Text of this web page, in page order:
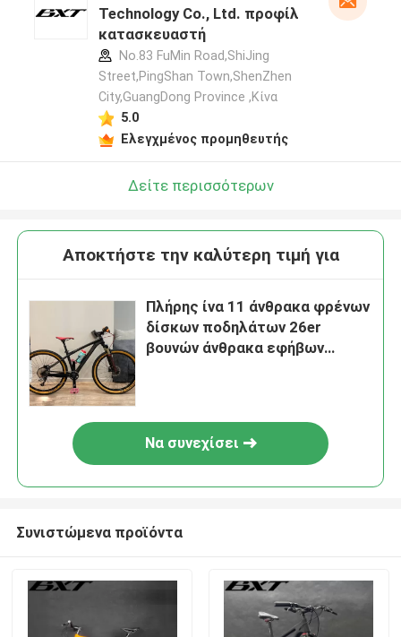
Technology Co., Ltd. προφίλ
κατασκευαστή
No.83 FuMin Road,ShiJing
Street,PingShan Town,ShenZhen
City,GuangDong Province ,Κίνα
5.0
Ελεγχμένος προμηθευτής
Δείτε περισσότερων
Αποκτήστε την καλύτερη τιμή για
Πλήρης ίνα 11 άνθρακα φρένων
δίσκων ποδηλάτων 26er
βουνών άνθρακα εφήβων
Να συνεχίσει
Συνιστώμενα προϊόντα